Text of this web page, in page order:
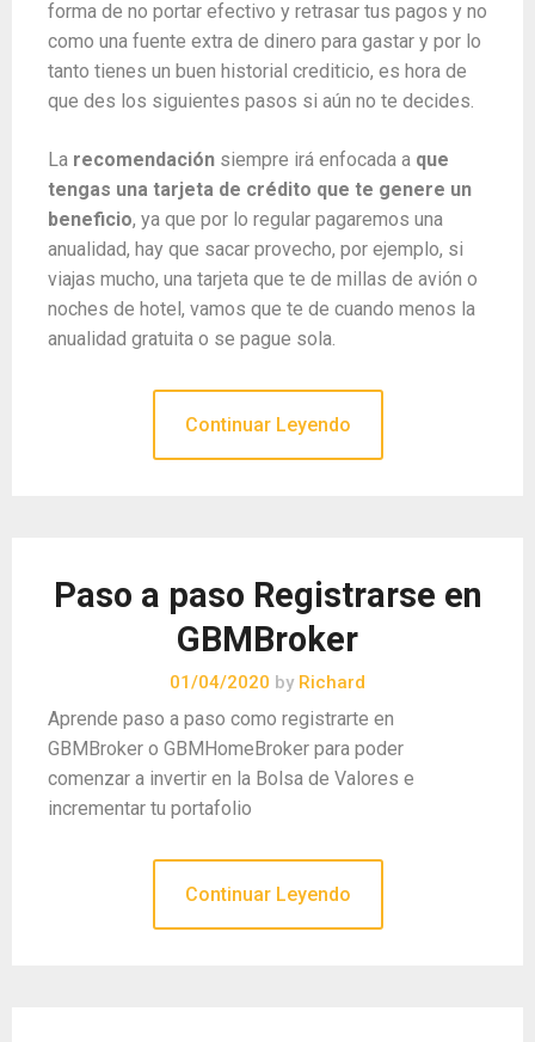
forma de no portar efectivo y retrasar tus pagos y no
como una fuente extra de dinero para gastar y por lo
tanto tienes un buen historial crediticio, es hora de
que des los siguientes pasos si aún no te decides.
La recomendación siempre irá enfocada a que
tengas una tarjeta de crédito que te genere un
beneficio, ya que por lo regular pagaremos una
anualidad, hay que sacar provecho, por ejemplo, si
viajas mucho, una tarjeta que te de millas de avión o
noches de hotel, vamos que te de cuando menos la
anualidad gratuita o se pague sola.
Continuar Leyendo
Paso a paso Registrarse en
GBMBroker
01/04/2020 by Richard
Aprende paso a paso como registrarte en
GBMBroker o GBMHomeBroker para poder
comenzar a invertir en la Bolsa de Valores e
incrementar tu portafolio
Continuar Leyendo